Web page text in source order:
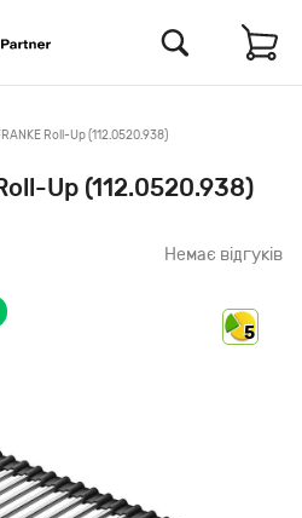
Roll-Up (112.0520.938)
Up (112.0520.938)
Немає відгуків
5